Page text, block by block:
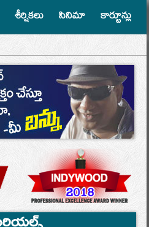
శీర్షికలు సినిమా కార్టూన్లు